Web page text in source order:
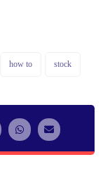
how to stock